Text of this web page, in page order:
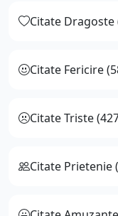
Citate Dragoste
Citate Fericire
Citate Triste
Citate Prietenie